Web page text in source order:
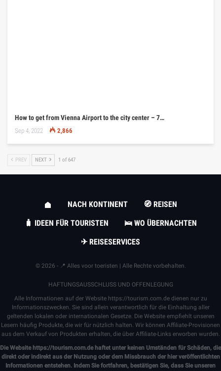
How to get from Vienna Airport to the city center – 7…
Sep 4, 2022 2,866
PREV NEXT 1 of 647
NACH KONTINENT
🧭 REISEN
🧳 IDEEN FÜR TOURISTEN
🛌 WO ÜBERNACHTEN
✈ REISESERVICES
© 2026 - 📍 Alles voor toeristen | Alle Rechte vorbehalten.
HAFTUNGSAUSSCHLUSS UND OFFENLEGUNG
Alle Informationen auf der Website https://tourism.com.dedienen nur zu
Informationszwecken. Sie sind allein verantwortlich für die Einhaltung aller
geltenden lokalen oder internationalen Gesetze. Die Website empfiehlt unseren
Lesern häufig Produkte, die wir für nützlich halten. Wir können Affiliate-Provisionen
aus dem Verkauf von Produkten erhalten, die über Affiliate-Links erworben wurden.
Die Website https://tourism.com.dehaftet unter keinen Umständen für Schäden, die
direkt oder indirekt aus der Nutzung oder dem Missbrauch der hier veröffentlichten
Informationen entstehen. Indem Sie fortfahren, bestätigen Sie, dass Sie unseren